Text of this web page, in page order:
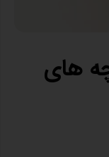
های